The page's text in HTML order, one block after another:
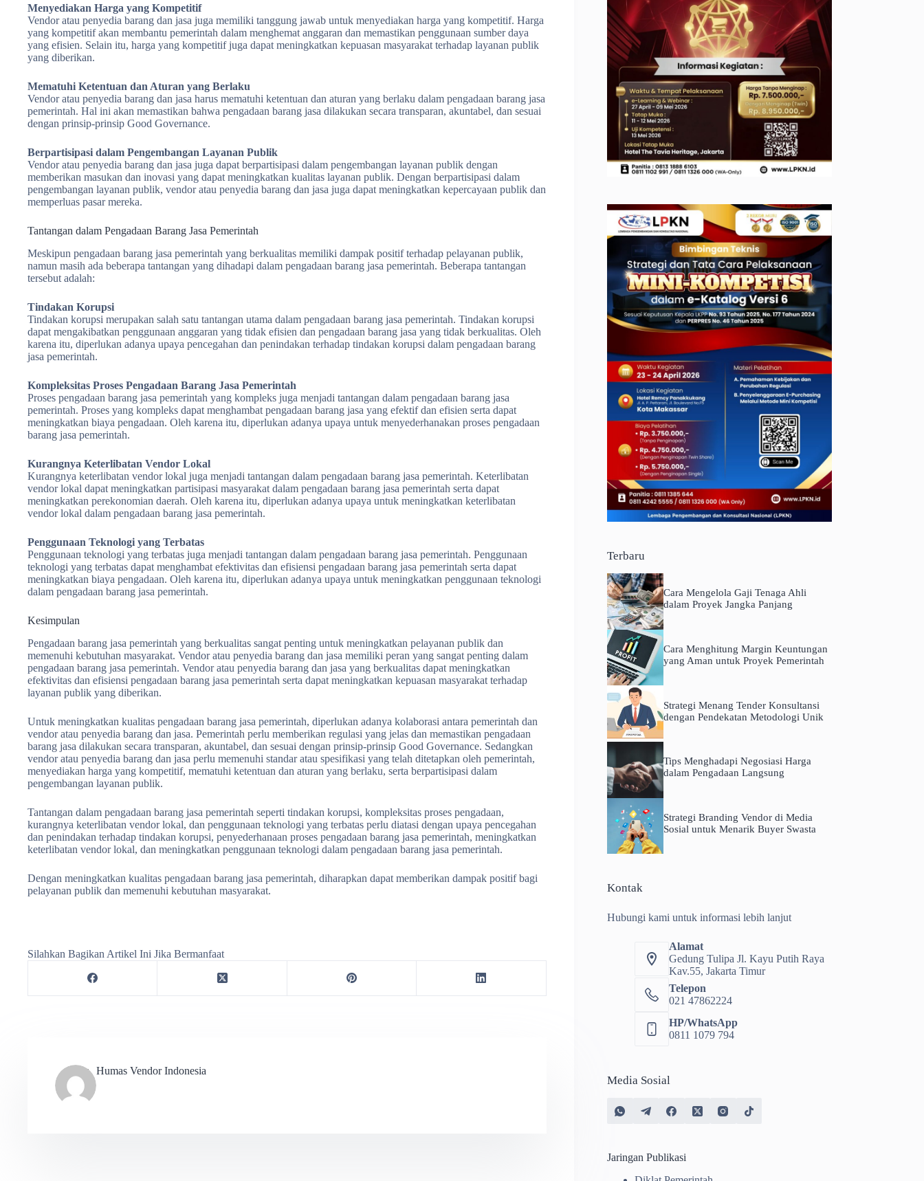
Menyediakan Harga yang Kompetitif
Vendor atau penyedia barang dan jasa juga memiliki tanggung jawab untuk menyediakan harga yang kompetitif. Harga
yang kompetitif akan membantu pemerintah dalam menghemat anggaran dan memastikan penggunaan sumber daya
yang efisien. Selain itu, harga yang kompetitif juga dapat meningkatkan kepuasan masyarakat terhadap layanan publik
yang diberikan.
Mematuhi Ketentuan dan Aturan yang Berlaku
Vendor atau penyedia barang dan jasa harus mematuhi ketentuan dan aturan yang berlaku dalam pengadaan barang jasa
pemerintah. Hal ini akan memastikan bahwa pengadaan barang jasa dilakukan secara transparan, akuntabel, dan sesuai
dengan prinsip-prinsip Good Governance.
Berpartisipasi dalam Pengembangan Layanan Publik
Vendor atau penyedia barang dan jasa juga dapat berpartisipasi dalam pengembangan layanan publik dengan
memberikan masukan dan inovasi yang dapat meningkatkan kualitas layanan publik. Dengan berpartisipasi dalam
pengembangan layanan publik, vendor atau penyedia barang dan jasa juga dapat meningkatkan kepercayaan publik dan
memperluas pasar mereka.
Tantangan dalam Pengadaan Barang Jasa Pemerintah
Meskipun pengadaan barang jasa pemerintah yang berkualitas memiliki dampak positif terhadap pelayanan publik,
namun masih ada beberapa tantangan yang dihadapi dalam pengadaan barang jasa pemerintah. Beberapa tantangan
tersebut adalah:
Tindakan Korupsi
Tindakan korupsi merupakan salah satu tantangan utama dalam pengadaan barang jasa pemerintah. Tindakan korupsi
dapat mengakibatkan penggunaan anggaran yang tidak efisien dan pengadaan barang jasa yang tidak berkualitas. Oleh
karena itu, diperlukan adanya upaya pencegahan dan penindakan terhadap tindakan korupsi dalam pengadaan barang
jasa pemerintah.
Kompleksitas Proses Pengadaan Barang Jasa Pemerintah
Proses pengadaan barang jasa pemerintah yang kompleks juga menjadi tantangan dalam pengadaan barang jasa
pemerintah. Proses yang kompleks dapat menghambat pengadaan barang jasa yang efektif dan efisien serta dapat
meningkatkan biaya pengadaan. Oleh karena itu, diperlukan adanya upaya untuk menyederhanakan proses pengadaan
barang jasa pemerintah.
Kurangnya Keterlibatan Vendor Lokal
Kurangnya keterlibatan vendor lokal juga menjadi tantangan dalam pengadaan barang jasa pemerintah. Keterlibatan
vendor lokal dapat meningkatkan partisipasi masyarakat dalam pengadaan barang jasa pemerintah serta dapat
meningkatkan perekonomian daerah. Oleh karena itu, diperlukan adanya upaya untuk meningkatkan keterlibatan
vendor lokal dalam pengadaan barang jasa pemerintah.
Penggunaan Teknologi yang Terbatas
Penggunaan teknologi yang terbatas juga menjadi tantangan dalam pengadaan barang jasa pemerintah. Penggunaan
teknologi yang terbatas dapat menghambat efektivitas dan efisiensi pengadaan barang jasa pemerintah serta dapat
meningkatkan biaya pengadaan. Oleh karena itu, diperlukan adanya upaya untuk meningkatkan penggunaan teknologi
dalam pengadaan barang jasa pemerintah.
Kesimpulan
Pengadaan barang jasa pemerintah yang berkualitas sangat penting untuk meningkatkan pelayanan publik dan
memenuhi kebutuhan masyarakat. Vendor atau penyedia barang dan jasa memiliki peran yang sangat penting dalam
pengadaan barang jasa pemerintah. Vendor atau penyedia barang dan jasa yang berkualitas dapat meningkatkan
efektivitas dan efisiensi pengadaan barang jasa pemerintah serta dapat meningkatkan kepuasan masyarakat terhadap
layanan publik yang diberikan.
Untuk meningkatkan kualitas pengadaan barang jasa pemerintah, diperlukan adanya kolaborasi antara pemerintah dan
vendor atau penyedia barang dan jasa. Pemerintah perlu memberikan regulasi yang jelas dan memastikan pengadaan
barang jasa dilakukan secara transparan, akuntabel, dan sesuai dengan prinsip-prinsip Good Governance. Sedangkan
vendor atau penyedia barang dan jasa perlu memenuhi standar atau spesifikasi yang telah ditetapkan oleh pemerintah,
menyediakan harga yang kompetitif, mematuhi ketentuan dan aturan yang berlaku, serta berpartisipasi dalam
pengembangan layanan publik.
Tantangan dalam pengadaan barang jasa pemerintah seperti tindakan korupsi, kompleksitas proses pengadaan,
kurangnya keterlibatan vendor lokal, dan penggunaan teknologi yang terbatas perlu diatasi dengan upaya pencegahan
dan penindakan terhadap tindakan korupsi, penyederhanaan proses pengadaan barang jasa pemerintah, meningkatkan
keterlibatan vendor lokal, dan meningkatkan penggunaan teknologi dalam pengadaan barang jasa pemerintah.
Dengan meningkatkan kualitas pengadaan barang jasa pemerintah, diharapkan dapat memberikan dampak positif bagi
pelayanan publik dan memenuhi kebutuhan masyarakat.
Silahkan Bagikan Artikel Ini Jika Bermanfaat
Humas Vendor Indonesia
Terbaru
Cara Mengelola Gaji Tenaga Ahli
dalam Proyek Jangka Panjang
Cara Menghitung Margin Keuntungan
yang Aman untuk Proyek Pemerintah
Strategi Menang Tender Konsultansi
dengan Pendekatan Metodologi Unik
Tips Menghadapi Negosiasi Harga
dalam Pengadaan Langsung
Strategi Branding Vendor di Media
Sosial untuk Menarik Buyer Swasta
Kontak
Hubungi kami untuk informasi lebih lanjut
Alamat
Gedung Tulipa Jl. Kayu Putih Raya
Kav.55, Jakarta Timur
Telepon
021 47862224
HP/WhatsApp
0811 1079 794
Media Sosial
Jaringan Publikasi